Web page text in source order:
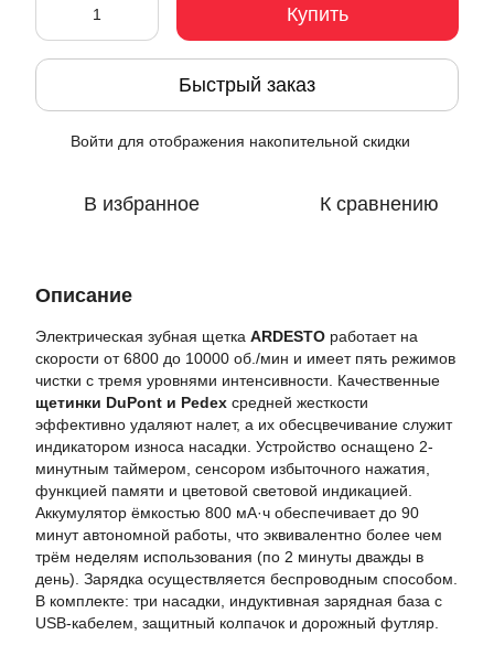
Купить
Быстрый заказ
Войти для отображения накопительной скидки
В избранное К сравнению
Описание
Электрическая зубная щетка ARDESTO работает на
скорости от 6800 до 10000 об./мин и имеет пять режимов
чистки с тремя уровнями интенсивности. Качественные
щетинки DuPont и Pedex средней жесткости
эффективно удаляют налет, а их обесцвечивание служит
индикатором износа насадки. Устройство оснащено 2-
минутным таймером, сенсором избыточного нажатия,
функцией памяти и цветовой световой индикацией.
Аккумулятор ёмкостью 800 мА·ч обеспечивает до 90
минут автономной работы, что эквивалентно более чем
трём неделям использования (по 2 минуты дважды в
день). Зарядка осуществляется беспроводным способом.
В комплекте: три насадки, индуктивная зарядная база с
USB-кабелем, защитный колпачок и дорожный футляр.